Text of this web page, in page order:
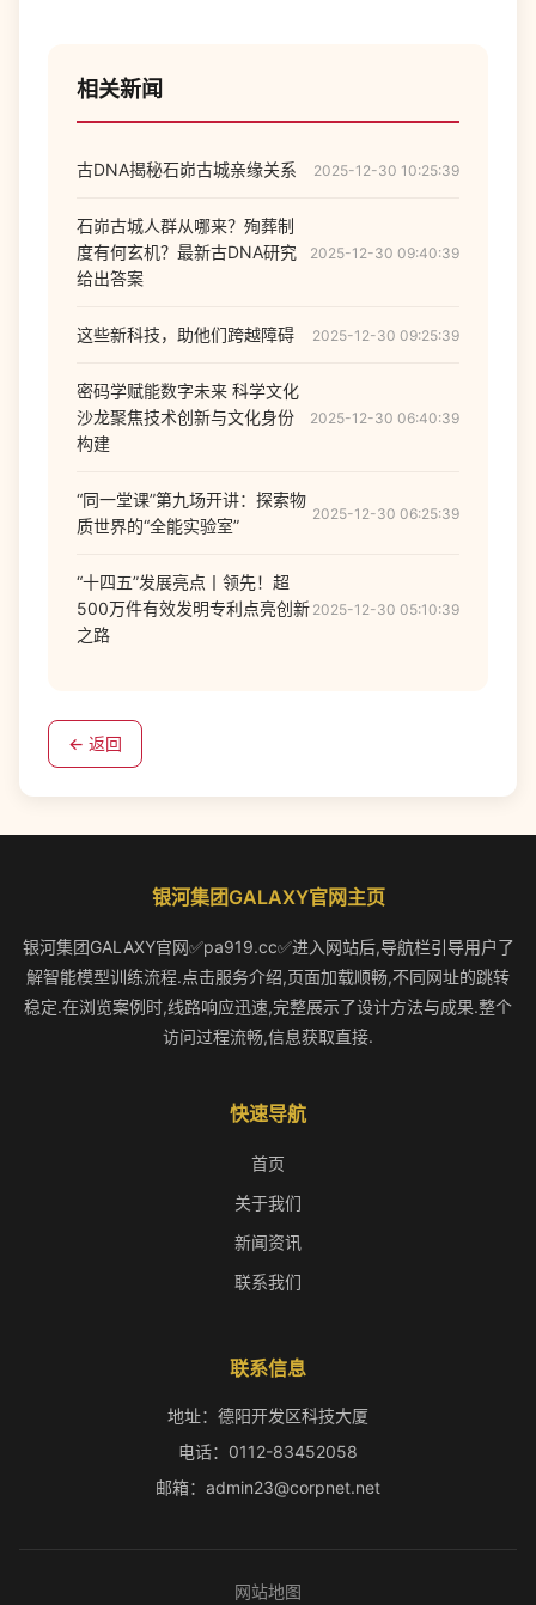
相关新闻
古DNA揭秘石峁古城亲缘关系 2025-12-30 10:25:39
石峁古城人群从哪来？殉葬制
度有何玄机？最新古DNA研究
给出答案
2025-12-30 09:40:39
这些新科技，助他们跨越障碍 2025-12-30 09:25:39
密码学赋能数字未来 科学文化
沙龙聚焦技术创新与文化身份
构建
2025-12-30 06:40:39
“同一堂课”第九场开讲：探索物
质世界的“全能实验室”
2025-12-30 06:25:39
“十四五”发展亮点丨领先！超
500万件有效发明专利点亮创新
之路
2025-12-30 05:10:39
← 返回
银河集团GALAXY官网主页
银河集团GALAXY官网✅pa919.cc✅进入网站后,导航栏引导用户了
解智能模型训练流程.点击服务介绍,页面加载顺畅,不同网址的跳转
稳定.在浏览案例时,线路响应迅速,完整展示了设计方法与成果.整个
访问过程流畅,信息获取直接.
快速导航
首页
关于我们
新闻资讯
联系我们
联系信息
地址：德阳开发区科技大厦
电话：0112-83452058
邮箱：admin23@corpnet.net
网站地图